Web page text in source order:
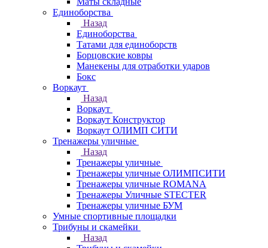
Единоборства
Назад
Единоборства
Татами для единоборств
Борцовские ковры
Манекены для отработки ударов
Бокс
Воркаут
Назад
Воркаут
Воркаут Конструктор
Воркаут ОЛИМП СИТИ
Тренажеры уличные
Назад
Тренажеры уличные
Тренажеры уличные ОЛИМПСИТИ
Тренажеры уличные ROMANA
Тренажеры Уличные STECTER
Тренажеры уличные БУМ
Умные спортивные площадки
Трибуны и скамейки
Назад